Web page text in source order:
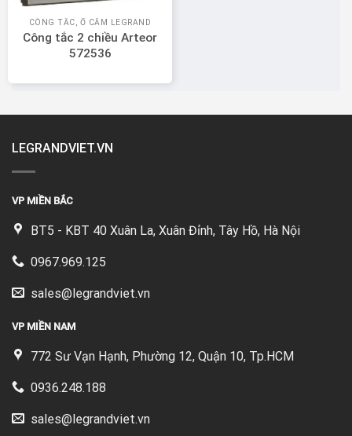
CÔNG TẮC, Ổ CẮM LEGRAND
Công tắc 2 chiều Arteor
572536
LEGRANDVIET.VN
VP MIỀN BẮC
BT5 - KBT 40 Xuân La, Xuân Đỉnh, Tây Hồ, Hà Nội
0967.969.125
sales@legrandviet.vn
VP MIỀN NAM
772 Sư Vạn Hạnh, Phường 12, Quận 10, Tp.HCM
0936.248.188
sales@legrandviet.vn